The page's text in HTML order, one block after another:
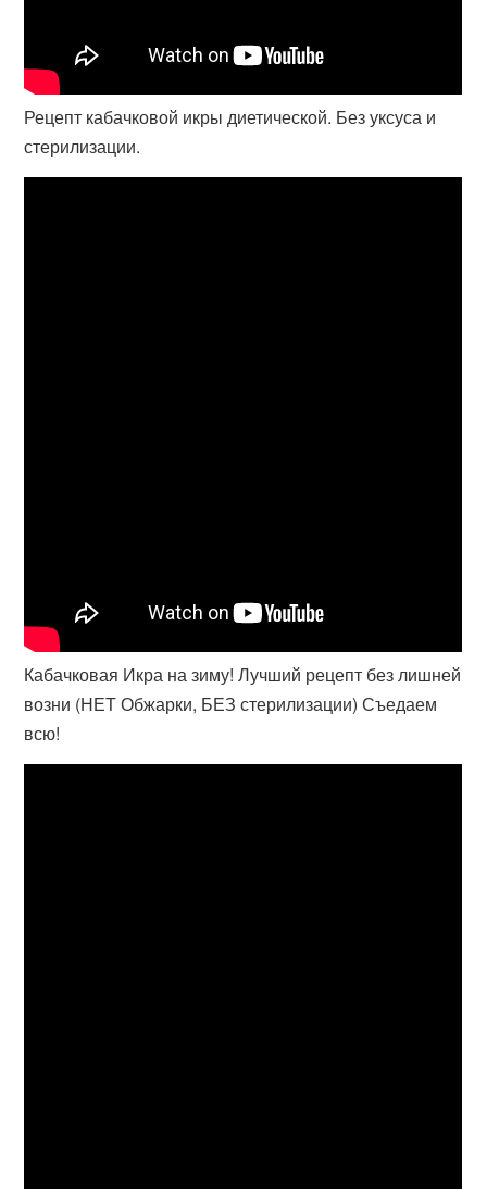
Рецепт кабачковой икры диетической. Без уксуса и
стерилизации.
Кабачковая Икра на зиму! Лучший рецепт без лишней
возни (НЕТ Обжарки, БЕЗ стерилизации) Съедаем
всю!